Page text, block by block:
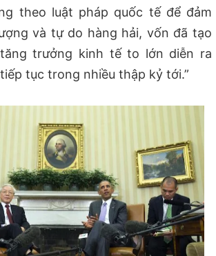
theo luật pháp quốc tế để đảm
và tự do hàng hải, vốn đã tạo
trưởng kinh tế to lớn diễn ra
tục trong nhiều thập kỷ tới.”